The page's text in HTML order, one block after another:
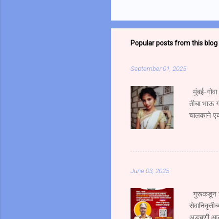
Popular posts from this blog
September 01, 2025
मुंबई-
तीचा भाऊ
चालकाने
भरधाव
एसटी क्र.
June 03, 2025
गुरूकडून